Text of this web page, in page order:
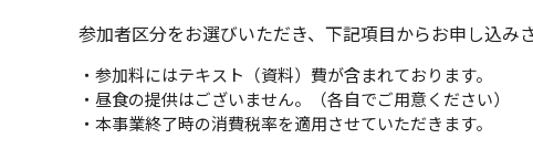
参加者区分をお選びいただき、下記項目からお申し込み
・参加料にはテキスト（資料）費が含まれております。
・昼食の提供はございません。（各自でご用意ください）
・本事業終了時の消費税率を適用させていただきます。